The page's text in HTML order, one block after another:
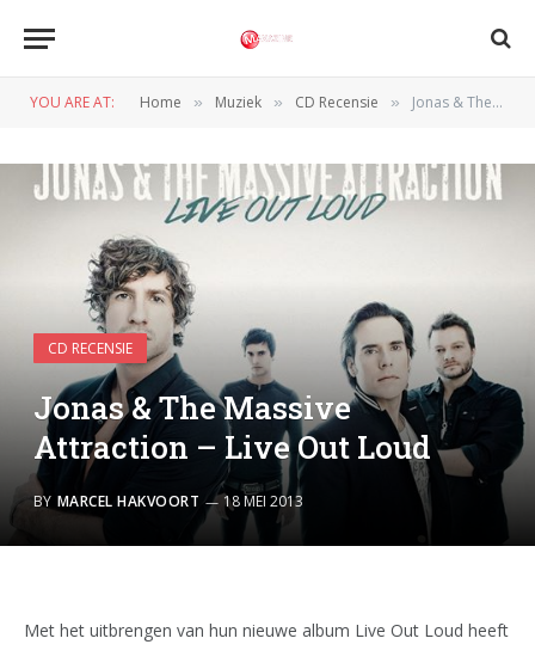
YOU ARE AT: Home » Muziek » CD Recensie » Jonas & The Massive Attraction – Live Out Loud
CD RECENSIE
Jonas & The Massive
Attraction – Live Out Loud
BY MARCEL HAKVOORT 18 MEI 2013
Met het uitbrengen van hun nieuwe album Live Out Loud heeft